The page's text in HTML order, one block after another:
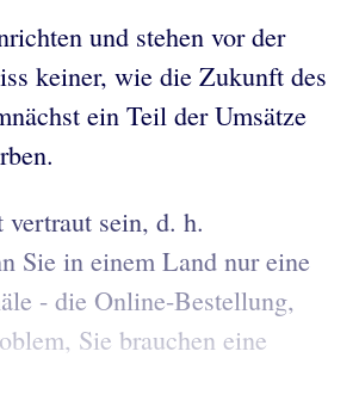
und stehen vor der
keiner, wie die Zukunft des
ein Teil der Umsätze
sein, d. h.
Sie in einem Land nur eine
- die Online-Bestellung,
Sie brauchen eine